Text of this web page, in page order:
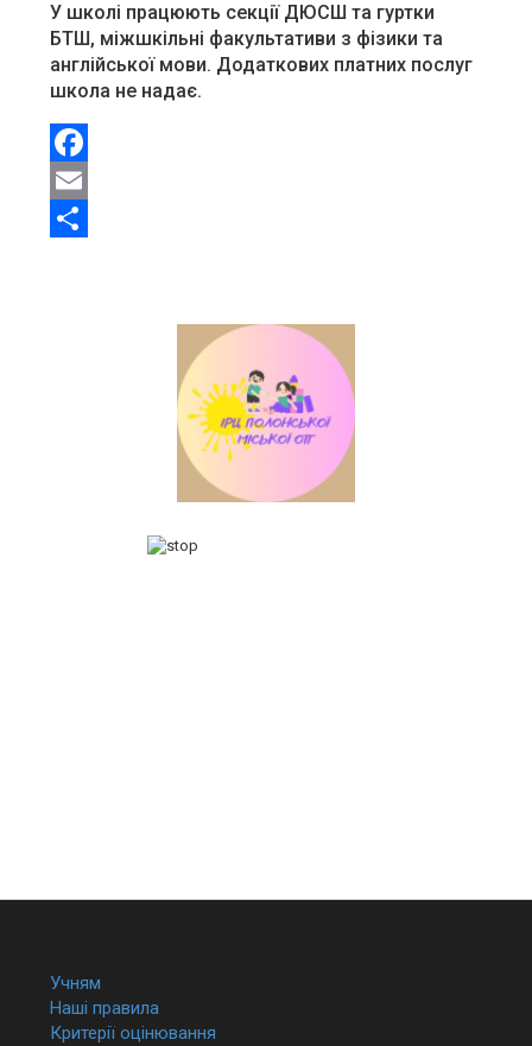
У школі працюють секції ДЮСШ та гуртки
БТШ, міжшкільні факультативи з фізики та
англійської мови. Додаткових платних послуг
школа не надає.
Facebook
Email
Учням
Наші правила
Критерії оцінювання